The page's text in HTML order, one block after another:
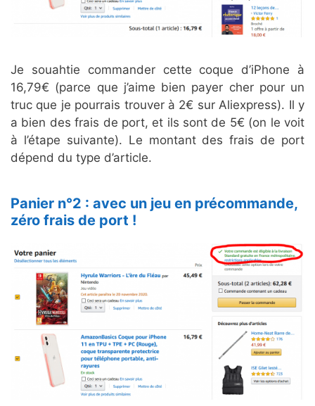
Je souahtie commander cette coque d’iPhone à
16,79€ (parce que j’aime bien payer cher pour un
truc que je pourrais trouver à 2€ sur Aliexpress). Il y
a bien des frais de port, et ils sont de 5€ (on le voit
à l’étape suivante). Le montant des frais de port
dépend du type d’article.
Panier n°2 : avec un jeu en précommande,
zéro frais de port !